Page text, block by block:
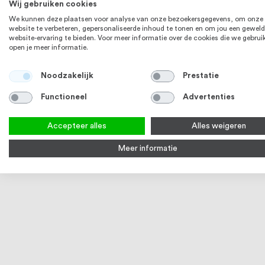
Wij gebruiken cookies
We kunnen deze plaatsen voor analyse van onze bezoekersgegevens, om onze
website te verbeteren, gepersonaliseerde inhoud te tonen en om jou een
website-ervaring te bieden. Voor meer informatie over de cookies die we
open je meer informatie.
Noodzakelijk Prestatie
Functioneel Advertenties
Accepteer alles Alles weigeren
Meer informatie